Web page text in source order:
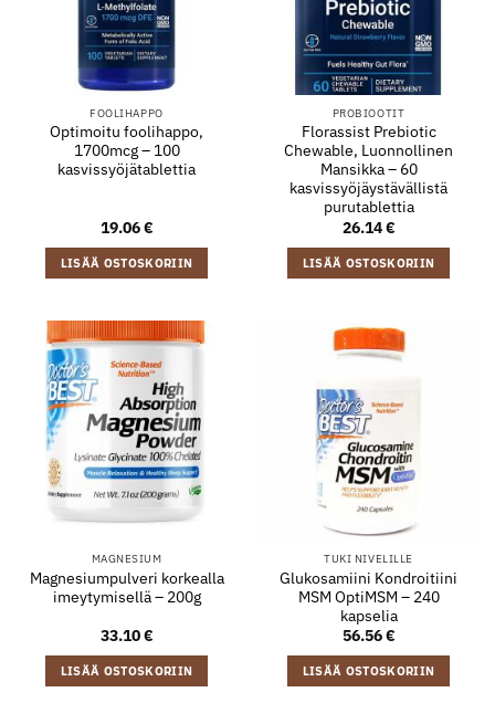
FOOLIHAPPO
Optimoitu foolihappo,
1700mcg – 100
kasvissyöjätablettia
19.06€
LISÄÄ OSTOSKORIIN
PROBIOOTIT
Florassist Prebiotic
Chewable, Luonnollinen
Mansikka – 60
kasvissyöjäystävällistä
purutablettia
26.14€
LISÄÄ OSTOSKORIIN
MAGNESIUM
Magnesiumpulveri korkealla
imeytymisellä – 200g
33.10€
LISÄÄ OSTOSKORIIN
TUKI NIVELILLE
Glukosamiini Kondroitiini
MSM OptiMSM – 240
kapselia
56.56€
LISÄÄ OSTOSKORIIN